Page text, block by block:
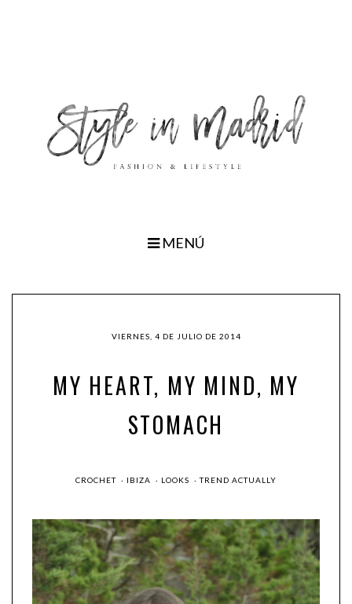
MENÚ
VIERNES, 4 DE JULIO DE 2014
MY HEART, MY MIND, MY
STOMACH
CROCHET · IBIZA · LOOKS ·TREND ACTUALLY